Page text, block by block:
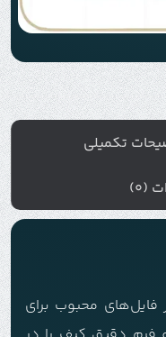
تکمیلی
(0)
فایل‌های محبوب برای